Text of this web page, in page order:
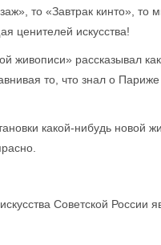
то «Завтрак кинто», то
ценителей искусства!
живописи» рассказывал
то, что знал о
какой-нибудь новой
Советской России